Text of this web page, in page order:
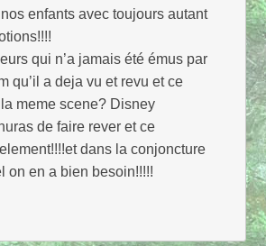
enfants avec toujours autant
qui n’a jamais été émus par
qu’il a deja vu et revu et ce
meme scene? Disney
de faire rever et ce
dans la conjoncture
on en a bien besoin!!!!!